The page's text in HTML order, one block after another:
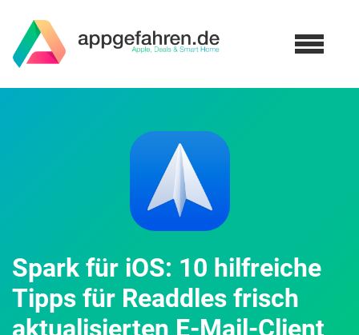
Spark für iOS: 10 hilfreiche
Tipps für Readdles frisch
aktualisierten E-Mail-Client